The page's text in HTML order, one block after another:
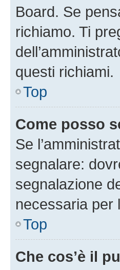
Board. Se
richiamo. Ti
questi richiami.
Top
Come posso
Se
segnalare:
segnalazione
necessaria per
Top
Che cos’è il